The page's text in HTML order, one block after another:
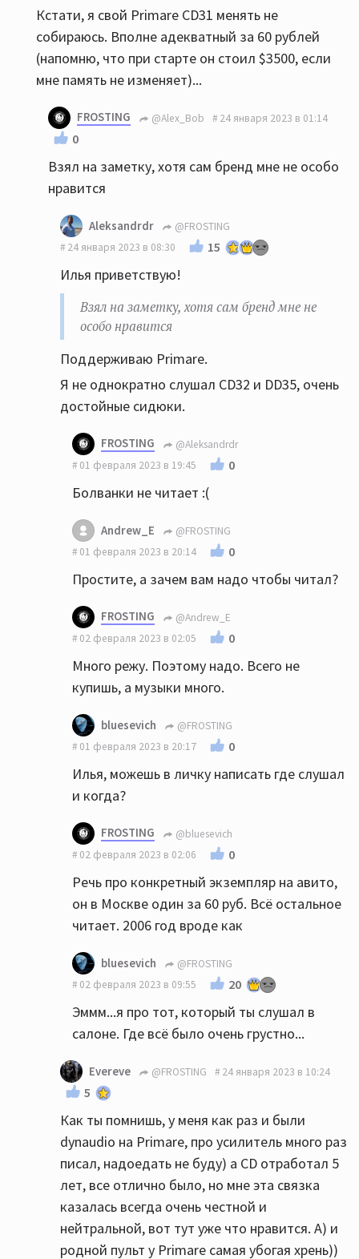
Кстати, я свой Primare CD31 менять не
собираюсь. Вполне адекватный за 60 рублей
(напомню, что при старте он стоил $3500, если
мне память не изменяет)...
FROSTING @Alex_Bob 24 января 2023 в 01:14
0
Взял на заметку, хотя сам бренд мне не особо
нравится
Aleksandrdr
@FROSTING
24 января 2023 в 08:30
15
Илья приветствую!
Взял на заметку, хотя сам бренд мне не
особо нравится
Поддерживаю Primare.
Я не однократно слушал CD32 и DD35, очень
достойные сидюки.
FROSTING
@Aleksandrdr
01 февраля 2023 в 19:45
0
Болванки не читает :(
Andrew_E
@FROSTING
01 февраля 2023 в 20:14
0
Простите, а зачем вам надо чтобы читал?
FROSTING
@Andrew_E
02 февраля 2023 в 02:05
0
Много режу. Поэтому надо. Всего не
купишь, а музыки много.
bluesevich
@FROSTING
01 февраля 2023 в 20:17
0
Илья, можешь в личку написать где слушал
и когда?
FROSTING
@bluesevich
02 февраля 2023 в 02:06
0
Речь про конкретный экземпляр на авито,
он в Москве один за 60 руб. Всё остальное
читает. 2006 год вроде как
bluesevich
@FROSTING
02 февраля 2023 в 09:55
20
Эммм...я про тот, который ты слушал в
салоне. Где всё было очень грустно...
Evereve @FROSTING 24 января 2023 в 10:24
5
Как ты помнишь, у меня как раз и были
dynaudio на Primare, про усилитель много раз
писал, надоедать не буду) а CD отработал 5
лет, все отлично было, но мне эта связка
казалась всегда очень честной и
нейтральной, вот тут уже что нравится. А) и
родной пульт у Primare самая убогая хрень))